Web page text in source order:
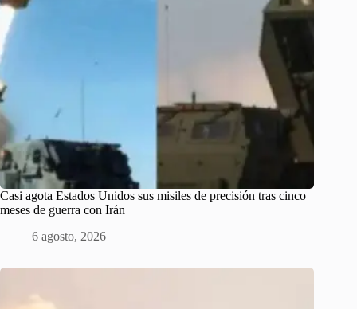
Casi agota Estados Unidos sus misiles de precisión tras cinco
meses de guerra con Irán
6 agosto, 2026